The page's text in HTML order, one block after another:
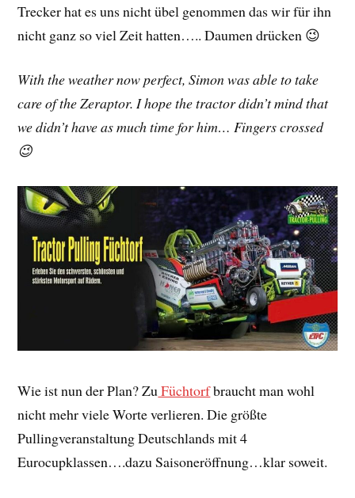
Trecker hat es uns nicht übel genommen das wir für ihn
nicht ganz so viel Zeit hatten….. Daumen drücken 😉
With the weather now perfect, Simon was able to take
care of the Zeraptor. I hope the tractor didn’t mind that
we didn’t have as much time for him… Fingers crossed
😉
Wie ist nun der Plan? Zu Füchtorfbraucht man wohl
nicht mehr viele Worte verlieren. Die größte
Pullingveranstaltung Deutschlands mit 4
Eurocupklassen….dazu Saisoneröffnung…klar soweit.